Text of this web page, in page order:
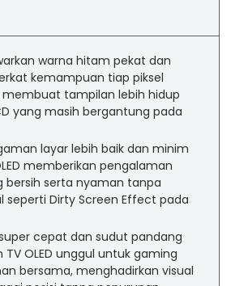
warna hitam pekat dan
kemampuan tiap piksel
tampilan lebih hidup
yang masih bergantung pada
layar lebih baik dan minim
memberikan pengalaman
bersih serta nyaman tanpa
seperti Dirty Screen Effect pada
cepat dan sudut pandang
OLED unggul untuk gaming
bersama, menghadirkan visual